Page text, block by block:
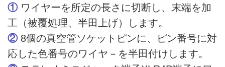
①ワイヤーを所定の長さに切断し、末端を加
工（被覆処理、半田上げ）します。
②8個の真空管ソケットピンに、ピン番号に対
応した色番号のワイヤ－を半田付けします。